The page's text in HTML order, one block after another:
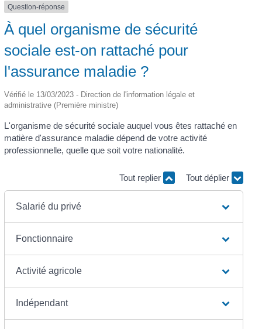
Question-réponse
À quel organisme de sécurité
sociale est-on rattaché pour
l'assurance maladie ?
Vérifié le 13/03/2023 - Direction de l'information légale et
administrative (Première ministre)
L'organisme de sécurité sociale auquel vous êtes rattaché en
matière d'assurance maladie dépend de votre activité
professionnelle, quelle que soit votre nationalité.
Tout replier Tout déplier
Salarié du privé
Fonctionnaire
Activité agricole
Indépendant